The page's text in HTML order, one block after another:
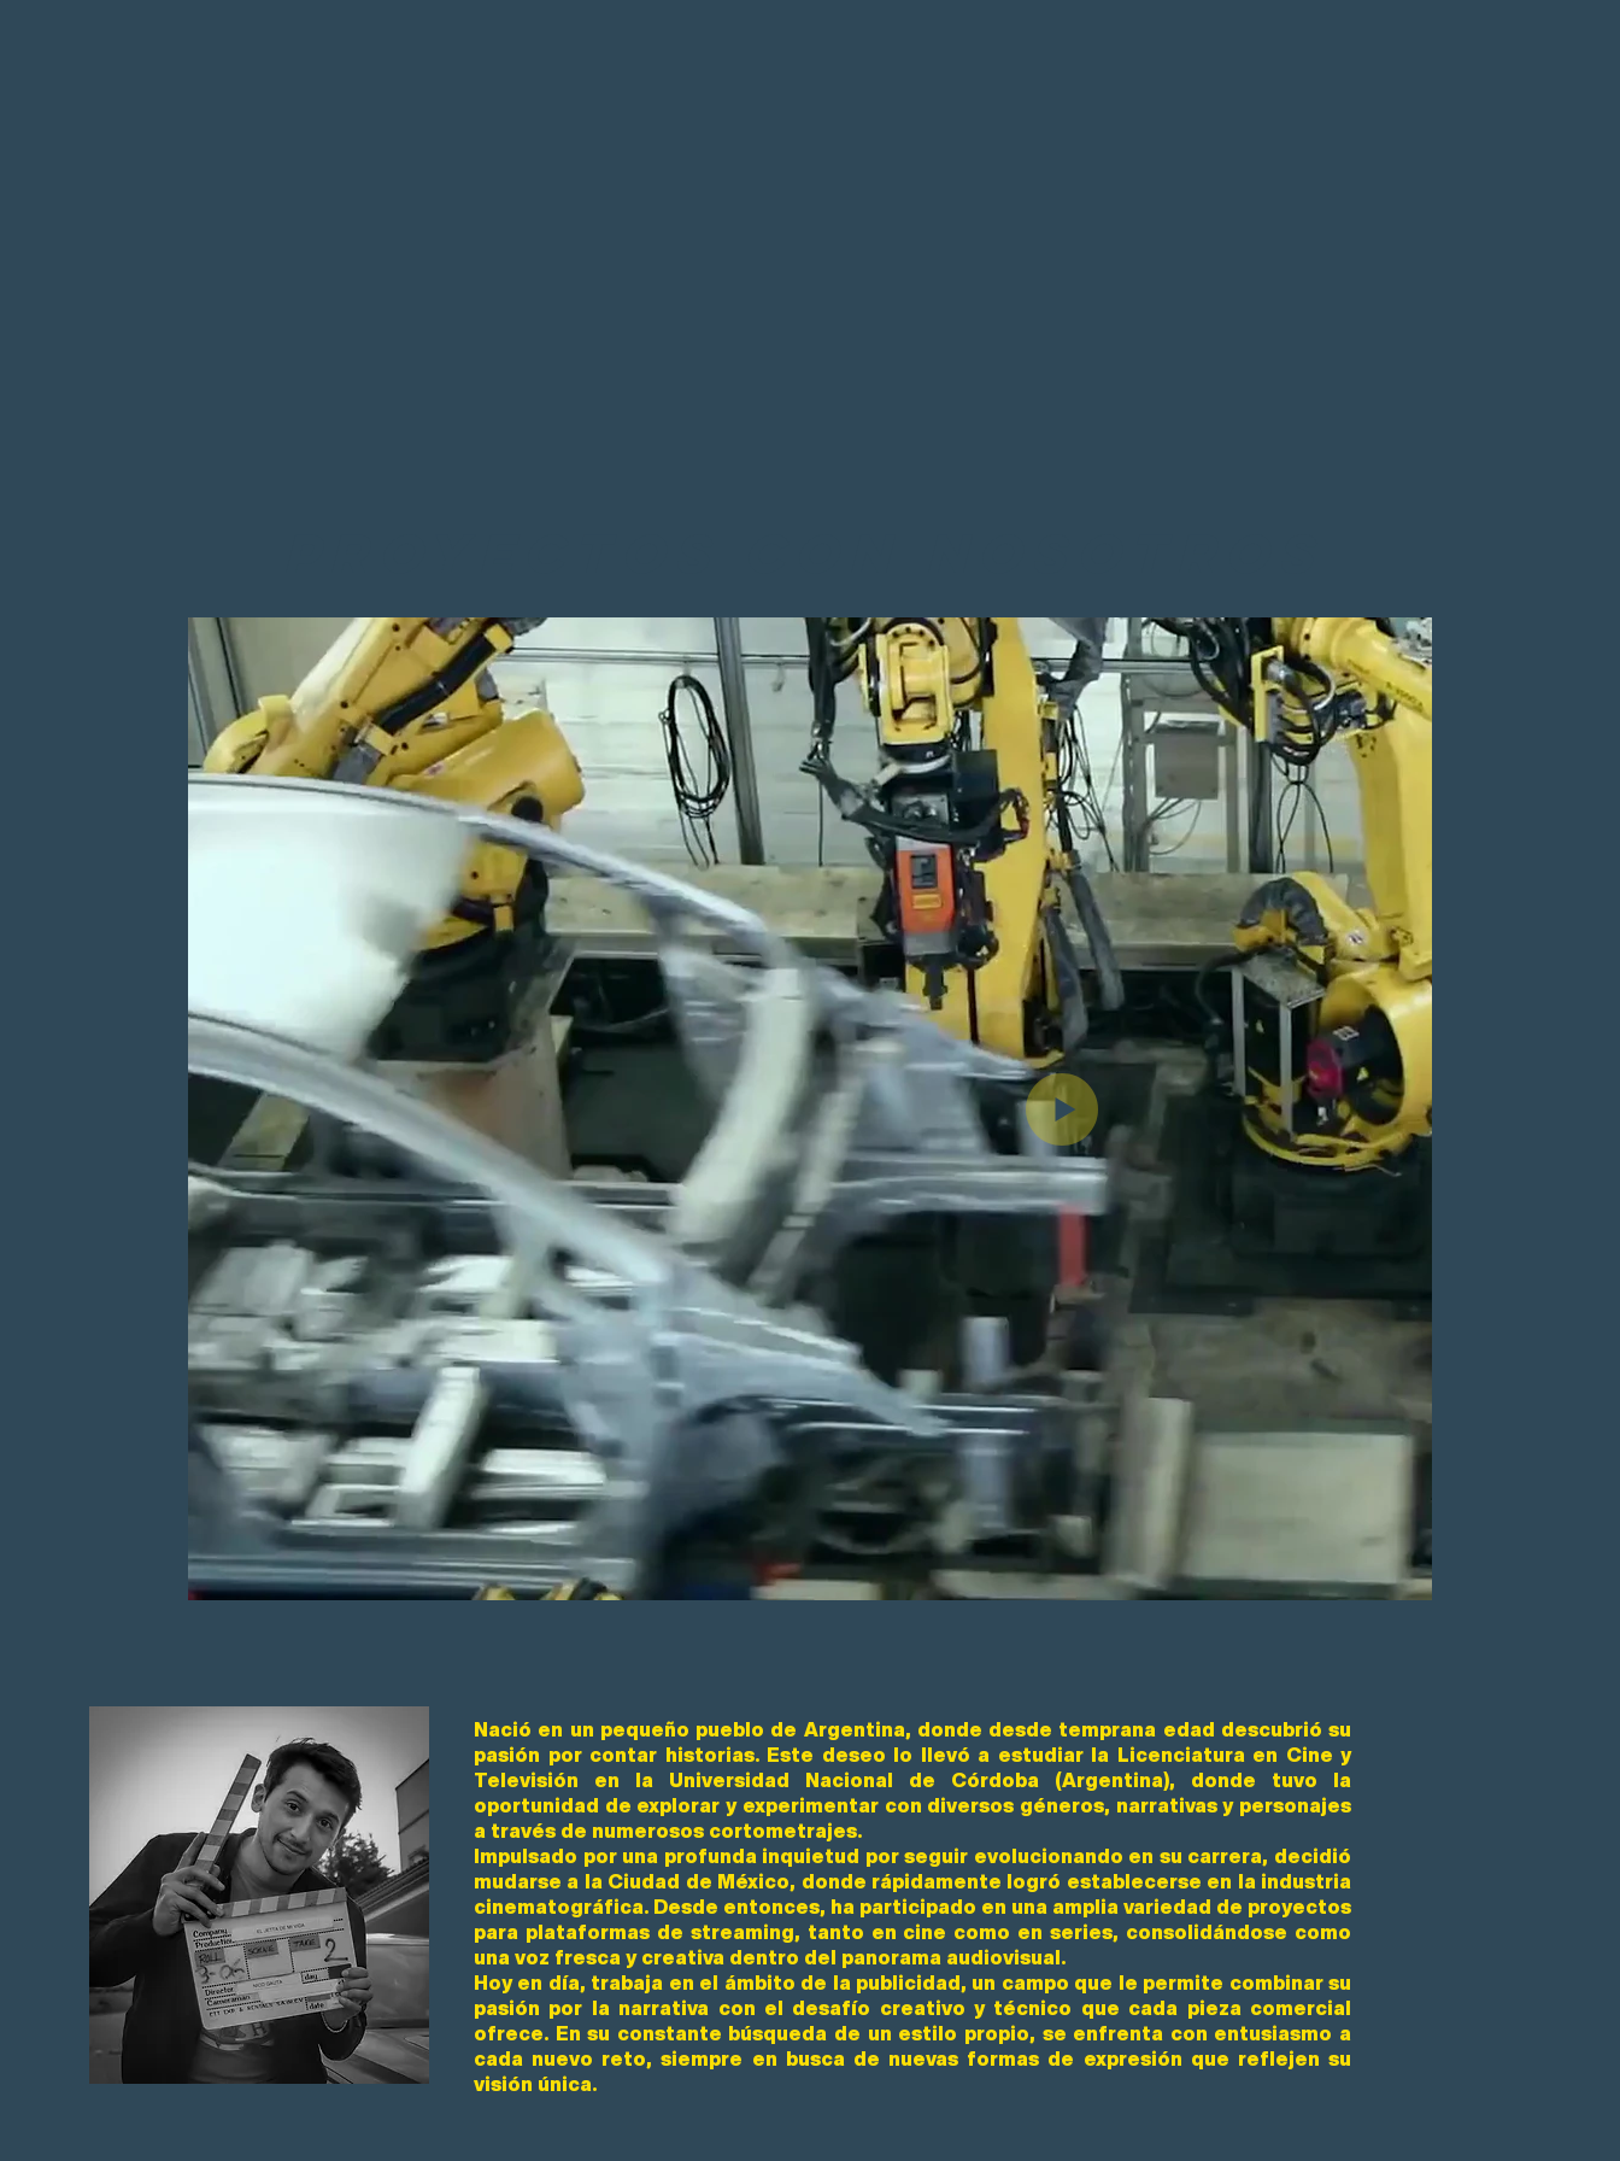
Nació en un pequeño pueblo de Argentina, donde desde temprana edad descubrió su
pasión por contar historias. Este deseo lo llevó a estudiar la Licenciatura en Cine y
Televisión en la Universidad Nacional de Córdoba (Argentina), donde tuvo la
oportunidad de explorar y experimentar con diversos géneros, narrativas y personajes
a través de numerosos cortometrajes.
Impulsado por una profunda inquietud por seguir evolucionando en su carrera, decidió
mudarse a la Ciudad de México, donde rápidamente logró establecerse en la industria
cinematográfica. Desde entonces, ha participado en una amplia variedad de proyectos
para plataformas de streaming, tanto en cine como en series, consolidándose como
una voz fresca y creativa dentro del panorama audiovisual.
Hoy en día, trabaja en el ámbito de la publicidad, un campo que le permite combinar su
pasión por la narrativa con el desafío creativo y técnico que cada pieza comercial
ofrece. En su constante búsqueda de un estilo propio, se enfrenta con entusiasmo a
cada nuevo reto, siempre en busca de nuevas formas de expresión que reflejen su
visión única.